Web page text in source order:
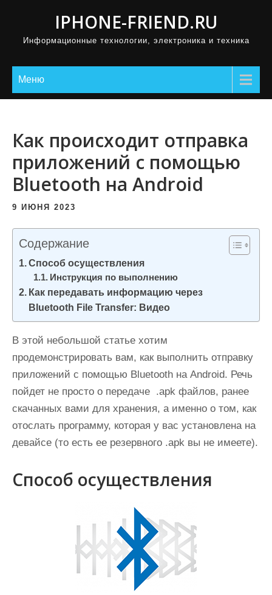
IPHONE-FRIEND.RU
Информационные технологии, электроника и техника
Меню
Как происходит отправка
приложений с помощью
Bluetooth на Android
9 ИЮНЯ 2023
Содержание
Способ осуществления
Инструкция по выполнению
Как передавать информацию через
Bluetooth File Transfer: Видео
В этой небольшой статье хотим
продемонстрировать вам, как выполнить отправку
приложений с помощью Bluetooth на Android. Речь
пойдет не просто о передаче .apk файлов, ранее
скачанных вами для хранения, а именно о том, как
отослать программу, которая у вас установлена на
девайсе (то есть ее резервного .apk вы не имеете).
Способ осуществления